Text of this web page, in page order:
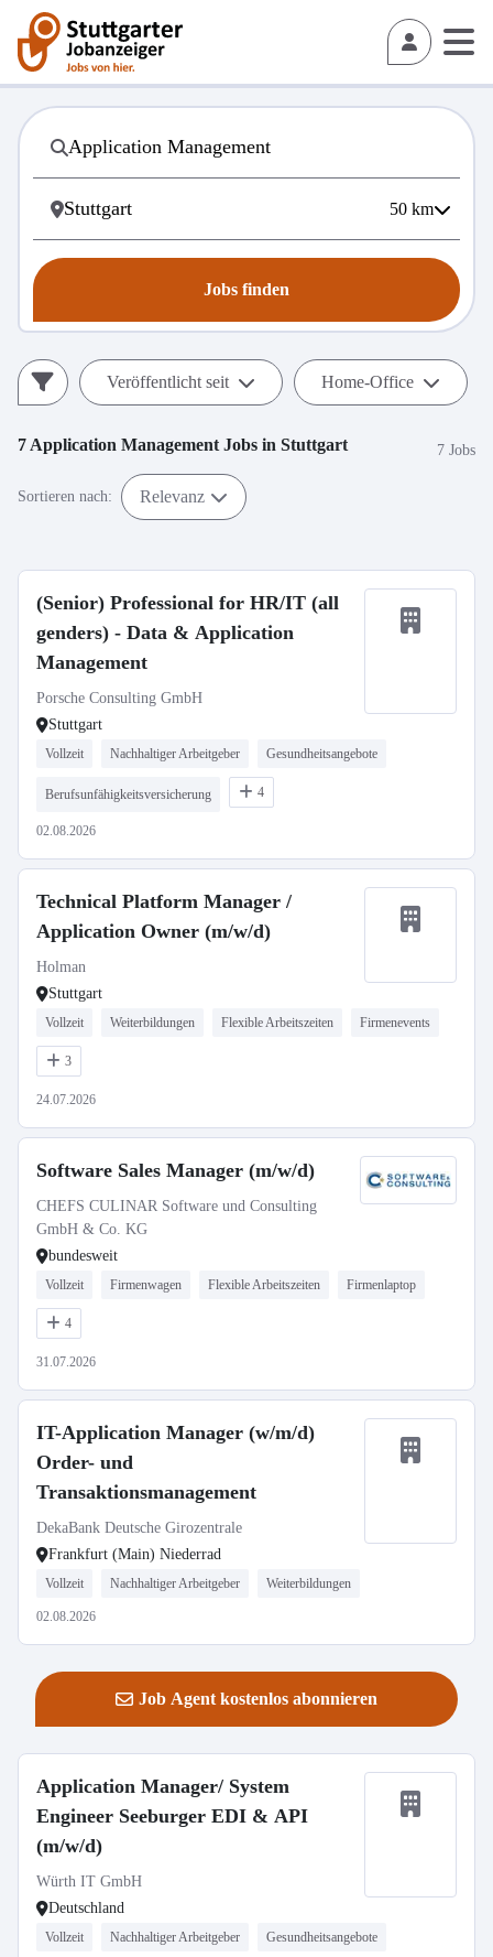
50 km
Jobs finden
Veröffentlicht seit Home-Office
7 Application Management Jobs in Stuttgart 7 Jobs
Sortieren nach: Relevanz
(Senior) Professional for HR/IT (all
genders) - Data & Application
Management
Porsche Consulting GmbH
Stuttgart
Vollzeit Nachhaltiger Arbeitgeber Gesundheitsangebote
Berufsunfähigkeitsversicherung 4
02.08.2026
Technical Platform Manager /
Application Owner (m/w/d)
Holman
Stuttgart
Vollzeit Weiterbildungen Flexible Arbeitszeiten Firmenevents
3
24.07.2026
Software Sales Manager (m/w/d)
CHEFS CULINAR Software und Consulting
GmbH & Co. KG
bundesweit
Vollzeit Firmenwagen Flexible Arbeitszeiten Firmenlaptop
4
31.07.2026
IT-Application Manager (w/m/d)
Order- und
Transaktionsmanagement
DekaBank Deutsche Girozentrale
Frankfurt (Main) Niederrad
Vollzeit Nachhaltiger Arbeitgeber Weiterbildungen
02.08.2026
Job Agent kostenlos abonnieren
Application Manager/ System
Engineer Seeburger EDI & API
(m/w/d)
Würth IT GmbH
Deutschland
Vollzeit Nachhaltiger Arbeitgeber Gesundheitsangebote